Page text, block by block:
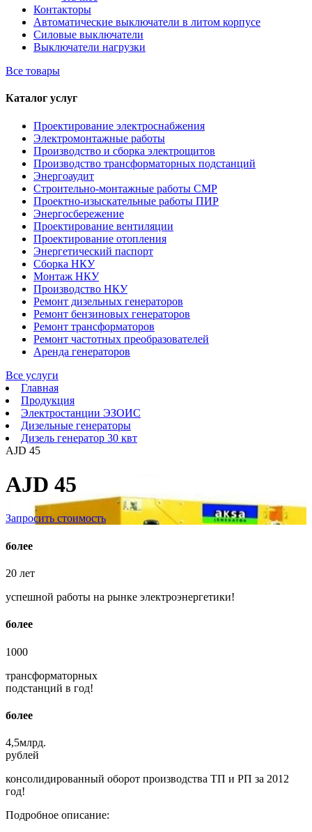
Контакторы
Автоматические выключатели в литом корпусе
Силовые выключатели
Выключатели нагрузки
Все товары
Каталог услуг
Проектирование электроснабжения
Электромонтажные работы
Производство и сборка электрощитов
Производство трансформаторных подстанций
Энергоаудит
Строительно-монтажные работы СМР
Проектно-изыскательные работы ПИР
Энергосбережение
Проектирование вентиляции
Проектирование отопления
Энергетический паспорт
Сборка НКУ
Монтаж НКУ
Производство НКУ
Ремонт дизельных генераторов
Ремонт бензиновых генераторов
Ремонт трансформаторов
Ремонт частотных преобразователей
Аренда генераторов
Все услуги
Главная
Продукция
Электростанции ЭЗОИС
Дизельные генераторы
Дизель генератор 30 квт
AJD 45
AJD 45
Запросить стоимость
более
20 лет
успешной работы на рынке электроэнергетики!
более
1000
трансформаторных
подстанций в год!
более
4,5млрд.
рублей
консолидированный оборот производства ТП и РП за 2012
год!
Подробное описание: